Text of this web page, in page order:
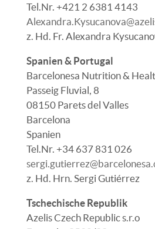
Tel.Nr. +421 2 6381 4143
z. Hd. Fr. Alexandra
Spanien & Portugal
Barcelonesa Nutrition &
Passeig Fluvial, 8
08150 Parets del Valles
Barcelona
Spanien
Tel.Nr. +34 637 831 026
z. Hd. Hrn. Sergi Gutiérrez
Tschechische Republik
Azelis Czech Republic s.r.o